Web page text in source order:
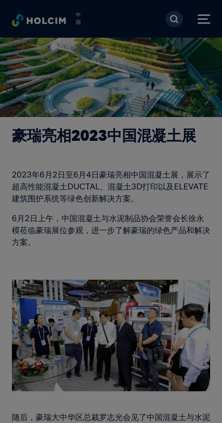
跳转到主要内容
中
国
豪瑞亮相2023中国混凝土展
2023年6月2日至6月4日豪瑞亮相中国混凝土展，展示了
超高性能混凝土DUCTAL、混凝土3D打印以及ELEVATE
建筑围护系统等绿色创新解决方案。
6月2日上午，中国混凝土与水泥制品协会荣誉会长徐永
模莅临豪瑞展位参观，进一步了解豪瑞的绿色产品和解决
方案。
随后，豪瑞大中华区总裁罗志光会见了中国混凝土与水泥